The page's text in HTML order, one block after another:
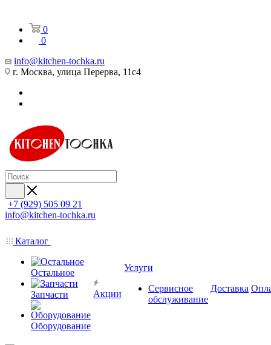
0
0
info@kitchen-tochka.ru
г. Москва, улица Перерва, 11с4
+7 (929) 505 09 21
info@kitchen-tochka.ru
Каталог
Остальное
Запчасти
Оборудование
Акции
Услуги
Сервисное
обслуживание
Доставка